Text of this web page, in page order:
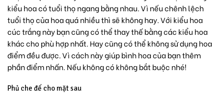
kiểu hoa có tuổi thọ ngang bằng nhau. Vì nếu chênh lệch
tuổi thọ của hoa quá nhiều thì sẽ không hay. Với kiểu hoa
cúc trắng này bạn cũng có thể thay thế bằng các kiểu hoa
khác cho phù hợp nhất. Hay cũng có thể không sử dụng hoa
điểm đều được. Vì cách này giúp bình hoa của bạn thêm
phần điểm nhấn. Nếu không có không bắt buộc nhé!
Phủ che đế cho mặt sau